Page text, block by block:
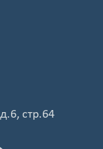
стр.64